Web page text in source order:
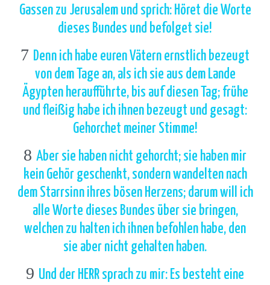
Gassen zu Jerusalem und sprich: Höret die Worte
dieses Bundes und befolget sie!
7 Denn ich habe euren Vätern ernstlich bezeugt
von dem Tage an, als ich sie aus dem Lande
Ägypten heraufführte, bis auf diesen Tag; frühe
und fleißig habe ich ihnen bezeugt und gesagt:
Gehorchet meiner Stimme!
8 Aber sie haben nicht gehorcht; sie haben mir
kein Gehör geschenkt, sondern wandelten nach
dem Starrsinn ihres bösen Herzens; darum will ich
alle Worte dieses Bundes über sie bringen,
welchen zu halten ich ihnen befohlen habe, den
sie aber nicht gehalten haben.
9 Und der HERR sprach zu mir: Es besteht eine